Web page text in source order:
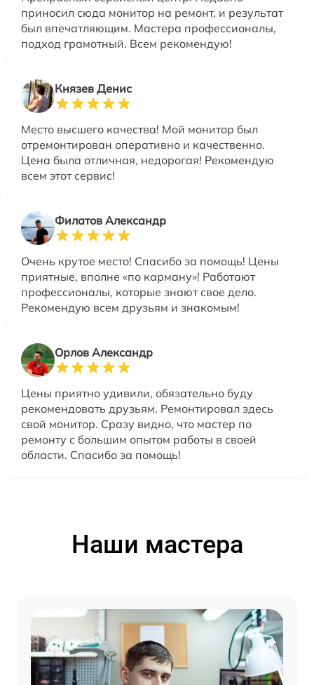
приносил сюда монитор на ремонт, и результат
был впечатляющим. Мастера профессионалы,
подход грамотный. Всем рекомендую!
Князев Денис
Место высшего качества! Мой монитор был
отремонтирован оперативно и качественно.
Цена была отличная, недорогая! Рекомендую
всем этот сервис!
Филатов Александр
Очень крутое место! Спасибо за помощь! Цены
приятные, вполне «по карману»! Работают
профессионалы, которые знают свое дело.
Рекомендую всем друзьям и знакомым!
Орлов Александр
Цены приятно удивили, обязательно буду
рекомендовать друзьям. Ремонтировал здесь
свой монитор. Сразу видно, что мастер по
ремонту с большим опытом работы в своей
области. Спасибо за помощь!
Наши мастера